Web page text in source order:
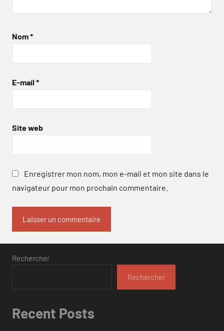
Nom*
E-mail *
Site web
Enregistrer mon nom, mon e-mail et mon site dans le
navigateur pour mon prochain commentaire.
Rechercher
Rechercher
Recent Posts